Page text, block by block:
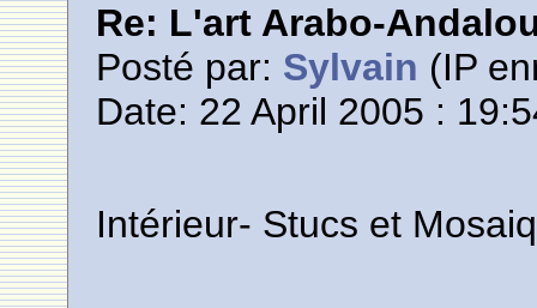
Re: L'art Arabo-
Posté par: Sylvain (IP
Date: 22 April 2005 :
Intérieur- Stucs et